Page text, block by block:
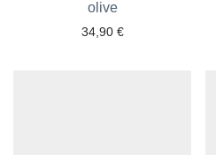
olive
34,90 €